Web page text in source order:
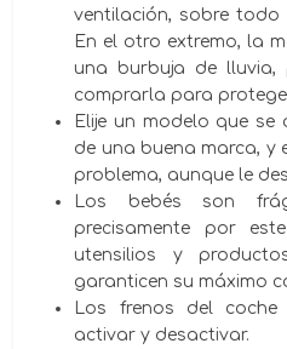
ventilación, sobre
En el otro extremo, la
una burbuja de lluvia,
comprarla para
Elije un modelo que
de una buena marca, y
problema, aunque le
Los bebés son
precisamente por
utensilios y
garanticen su máximo
Los frenos del
activar y desactivar.